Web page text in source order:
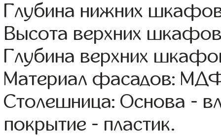
Глубина нижних
Высота верхних
Глубина верхних
Материал фасадов:
Столешница: Основа -
покрытие - пластик.